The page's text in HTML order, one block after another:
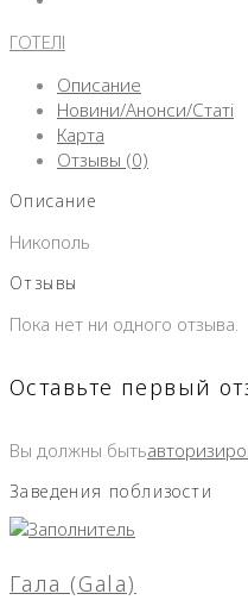
ГОТЕЛІ
Описание
Новини/Анонси/Статі
Карта
Отзывы (0)
Описание
Никополь
Отзывы
Пока нет ни одного отзыва.
Оставьте первый
Вы должны быть
Заведения поблизости
Гала (Gala)